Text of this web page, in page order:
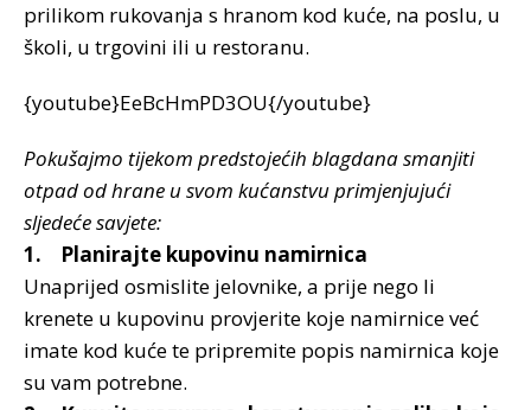
prilikom rukovanja s hranom kod kuće, na poslu, u
školi, u trgovini ili u restoranu.
{youtube}EeBcHmPD3OU{/youtube}
Pokušajmo tijekom predstojećih blagdana smanjiti
otpad od hrane u svom kućanstvu primjenjujući
sljedeće savjete:
1. Planirajte kupovinu namirnica
Unaprijed osmislite jelovnike, a prije nego li
krenete u kupovinu provjerite koje namirnice već
imate kod kuće te pripremite popis namirnica koje
su vam potrebne.